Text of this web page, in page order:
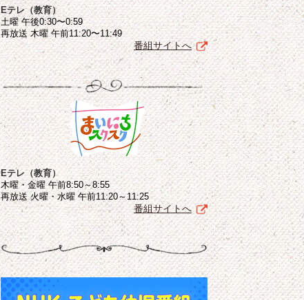
Eテレ（教育）
土曜 午後0:30〜0:59
再放送 木曜 午前11:20〜11:49
番組サイトへ
Eテレ（教育）
木曜・金曜 午前8:50～8:55
再放送 火曜・水曜 午前11:20～11:25
番組サイトへ